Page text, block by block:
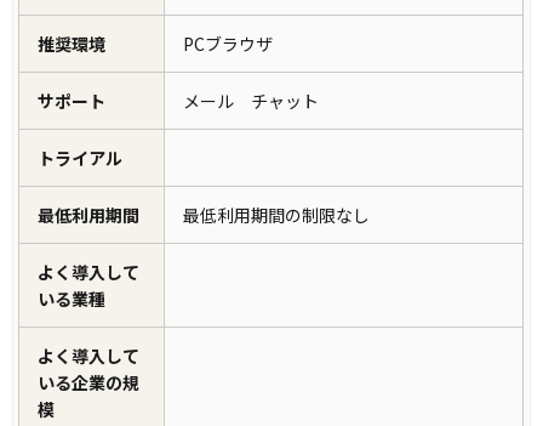
推奨環境 PCブラウザ
サポート メール チャット
トライアル
最低利用期間 最低利用期間の制限なし
よく導入して
いる業種
よく導入して
いる企業の規
模